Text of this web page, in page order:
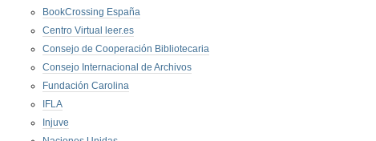
BookCrossing España
Centro Virtual leer.es
Consejo de Cooperación Bibliotecaria
Consejo Internacional de Archivos
Fundación Carolina
IFLA
Injuve